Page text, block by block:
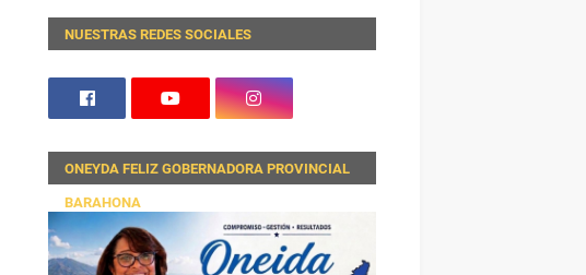
NUESTRAS REDES SOCIALES
ONEYDA FELIZ GOBERNADORA PROVINCIAL
BARAHONA